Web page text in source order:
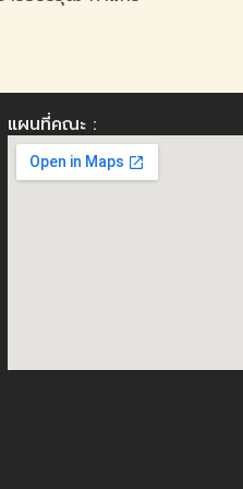
แผนที่คณะ :